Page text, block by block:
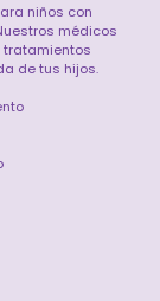
niños con
médicos
de tus hijos.